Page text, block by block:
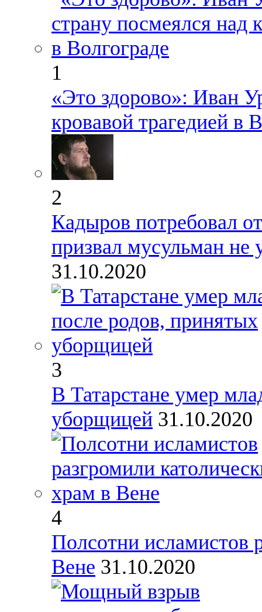
1
«Это здорово»: Иван
кровавой трагедией в
2
Кадыров потребовал
призвал мусульман не
31.10.2020
3
В Татарстане умер
уборщицей 31.10.2020
4
Полсотни исламистов
Вене 31.10.2020